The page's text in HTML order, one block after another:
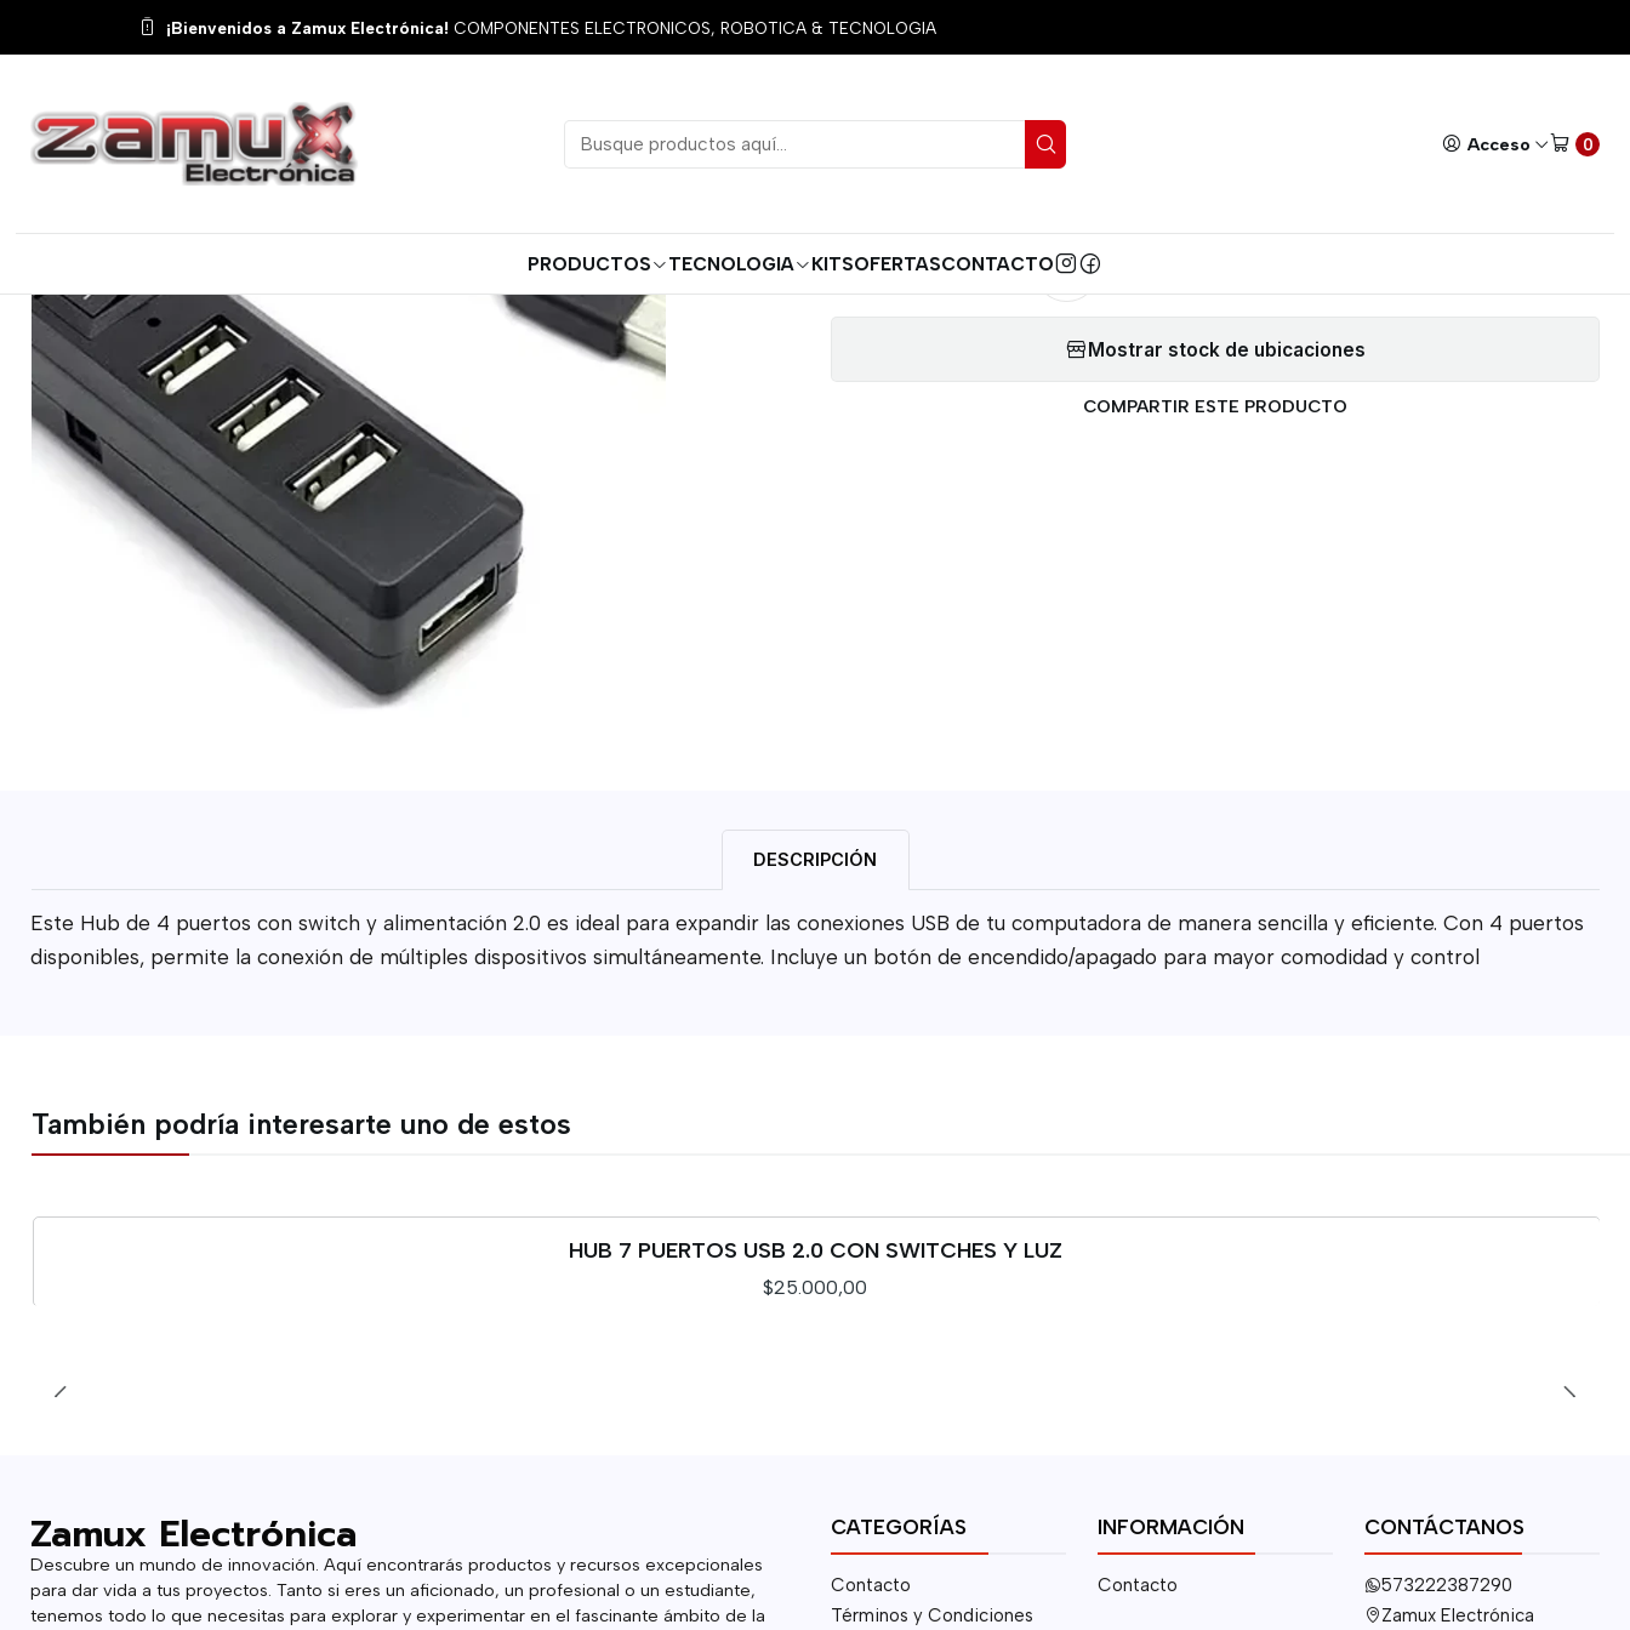
Acceso 0
PRODUCTOS TECNOLOGIA KITSOFERTASCONTACTO
¡Bienvenidos a Zamux Electrónica! COMPONENTES ELECTRONICOS, ROBOTICA & TECNOLOGIA
Inicio Productos Herramientas HUB 4 PUERTOS USB 2.0
HUB 4 PUERTOS USB 2.0
Agregar a la lista de favoritos
Mostrar stock de ubicaciones
COMPARTIR ESTE PRODUCTO
DESCRIPCIÓN
Este Hub de 4 puertos con switch y alimentación 2.0 es ideal para expandir las conexiones USB de tu computadora de manera sencilla y eficiente. Con 4 puertos
disponibles, permite la conexión de múltiples dispositivos simultáneamente. Incluye un botón de encendido/apagado para mayor comodidad y control
También podría interesarte uno de estos
HUB 7 PUERTOS USB 2.0 CON SWITCHES Y LUZ
$25.000,00
Zamux Electrónica
Descubre un mundo de innovación. Aquí encontrarás productos y recursos excepcionales
para dar vida a tus proyectos. Tanto si eres un aficionado, un profesional o un estudiante,
tenemos todo lo que necesitas para explorar y experimentar en el fascinante ámbito de la
CATEGORÍAS
Contacto
Términos y Condiciones
INFORMACIÓN
Contacto
CONTÁCTANOS
573222387290
Zamux Electrónica